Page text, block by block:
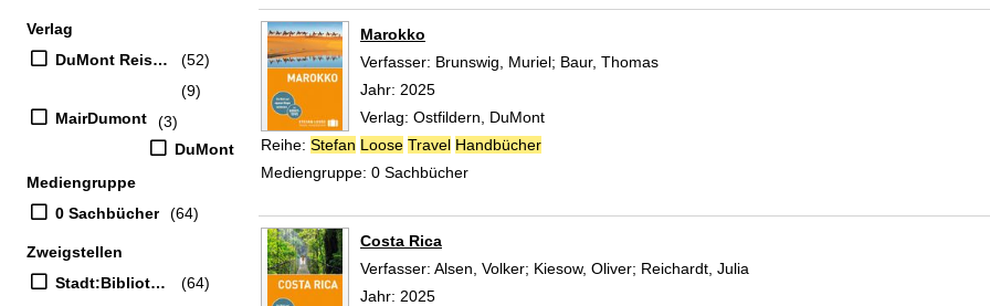
Verlag
DuMont Reiseverlag
(52)
MairDumont
(9)
DuMont
(3)
Mediengruppe
0 Sachbücher
(64)
Zweigstellen
Stadt:Bibliothek
(64)
Marokko
Verfasser: Brunswig, Muriel; Baur, Thomas
Jahr: 2025
Verlag: Ostfildern, DuMont
Reihe: Stefan Loose Travel Handbücher
Mediengruppe: 0 Sachbücher
Costa Rica
Verfasser: Alsen, Volker; Kiesow, Oliver; Reichardt, Julia
Jahr: 2025